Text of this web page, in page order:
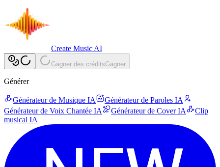
Create Music AI
Gagner des créditsGagner
Générer
Générateur de Musique IA
Générateur de Paroles IA
Générateur de Voix Chantée IA
Générateur de Cover IA
Clip
musical IA